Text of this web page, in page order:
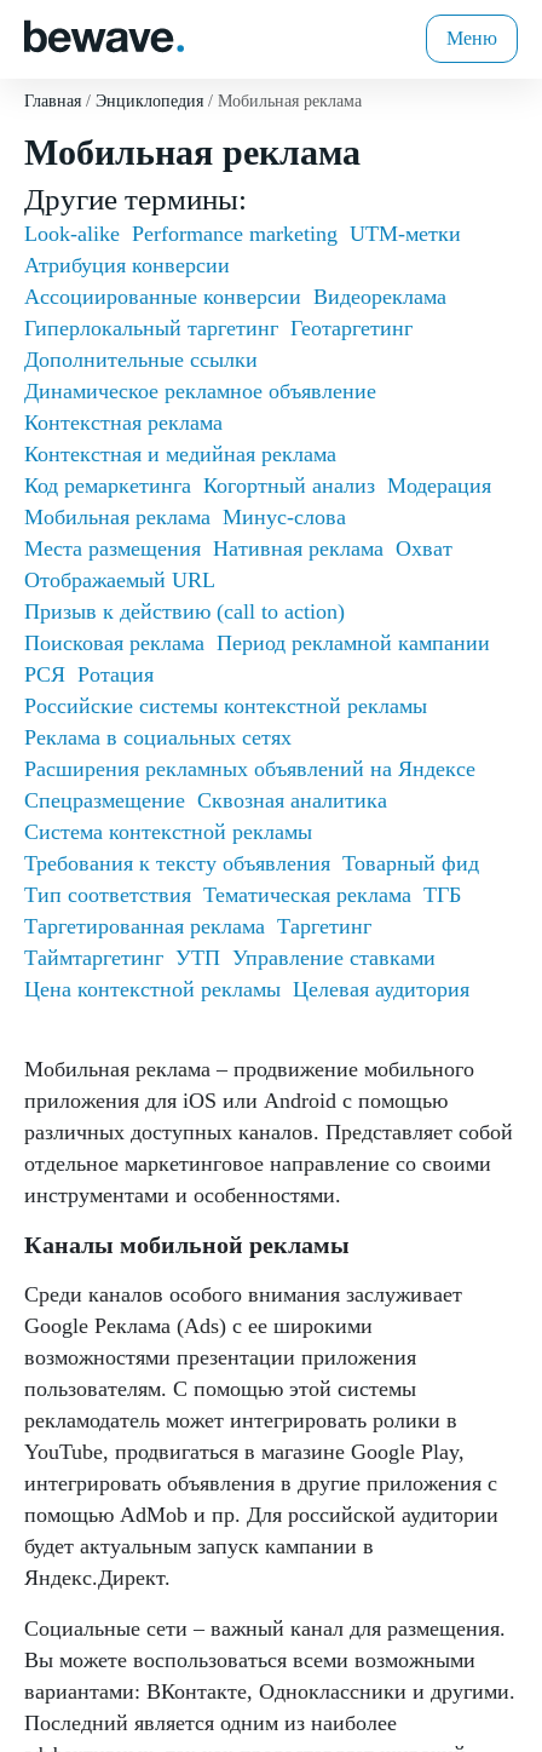
Меню
Главная Энциклопедия Мобильная реклама
Мобильная реклама
Мобильная реклама – продвижение мобильного
приложения для iOS или Android с помощью
различных доступных каналов. Представляет собой
отдельное маркетинговое направление со своими
инструментами и особенностями.
Каналы мобильной рекламы
Среди каналов особого внимания заслуживает
Google Реклама (Ads) с ее широкими
возможностями презентации приложения
пользователям. С помощью этой системы
рекламодатель может интегрировать ролики в
YouTube, продвигаться в магазине Google Play,
интегрировать объявления в другие приложения с
помощью AdMob и пр. Для российской аудитории
будет актуальным запуск кампании в
Яндекс.Директ.
Социальные сети – важный канал для размещения.
Вы можете воспользоваться всеми возможными
вариантами: ВКонтакте, Одноклассники и другими.
Последний является одним из наиболее
Другие термины:
Look-alike Performance marketing UTM-метки
Атрибуция конверсии
Ассоциированные конверсии Видеореклама
Гиперлокальный таргетинг Геотаргетинг
Дополнительные ссылки
Динамическое рекламное объявление
Контекстная реклама
Контекстная и медийная реклама
Код ремаркетинга Когортный анализ Модерация
Мобильная реклама Минус-слова
Места размещения Нативная реклама Охват
Отображаемый URL
Призыв к действию (call to action)
Поисковая реклама Период рекламной кампании
РСЯ Ротация
Российские системы контекстной рекламы
Реклама в социальных сетях
Расширения рекламных объявлений на Яндексе
Спецразмещение Сквозная аналитика
Система контекстной рекламы
Требования к тексту объявления Товарный фид
Тип соответствия Тематическая реклама ТГБ
Таргетированная реклама Таргетинг
Таймтаргетинг УТП Управление ставками
Цена контекстной рекламы Целевая аудитория